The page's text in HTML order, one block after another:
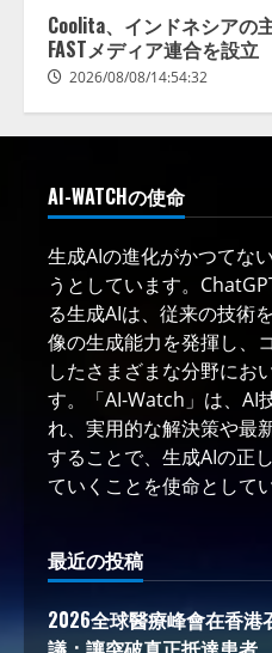
Coolita、インドネシアの
FASTメディア連合を設立
2026/08/08/14:54:32
AI-WATCHの使命
生成AIの進化がかつてな
うとしています。
る生成AIは、従来の技術
像の生成能力を発揮し、
したさまざまな分野にお
す。「AI-Watch」は、AI
れ、実用的な解決策や最
することで、生成AIの正
ていくことを使命としてい
最近の投稿
2026全球醫療峰會在香